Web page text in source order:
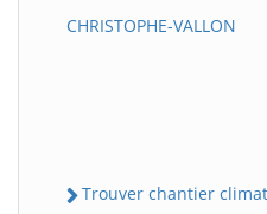
CHRISTOPHE-VALLON
Trouver chantier